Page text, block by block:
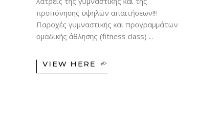
προπόνησης υψηλών απαιτήσεων!!!
Παροχές γυμναστικής και προγραμμάτων
ομαδικής άθλησης (fitness class)
VIEW HERE